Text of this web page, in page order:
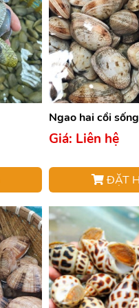
Ngao hai cồi sống
Giá: Liên hệ
ĐẶT